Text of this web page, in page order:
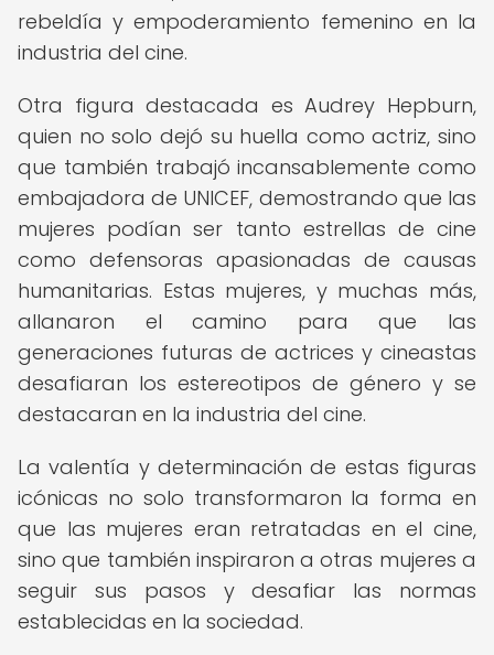
rebeldía y empoderamiento femenino en la
industria del cine.
Otra figura destacada es Audrey Hepburn,
quien no solo dejó su huella como actriz, sino
que también trabajó incansablemente como
embajadora de UNICEF, demostrando que las
mujeres podían ser tanto estrellas de cine
como defensoras apasionadas de causas
humanitarias. Estas mujeres, y muchas más,
allanaron el camino para que las
generaciones futuras de actrices y cineastas
desafiaran los estereotipos de género y se
destacaran en la industria del cine.
La valentía y determinación de estas figuras
icónicas no solo transformaron la forma en
que las mujeres eran retratadas en el cine,
sino que también inspiraron a otras mujeres a
seguir sus pasos y desafiar las normas
establecidas en la sociedad.